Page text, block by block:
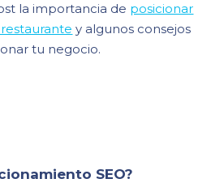
la importancia de posicionar
y algunos consejos
tu negocio.
SEO?